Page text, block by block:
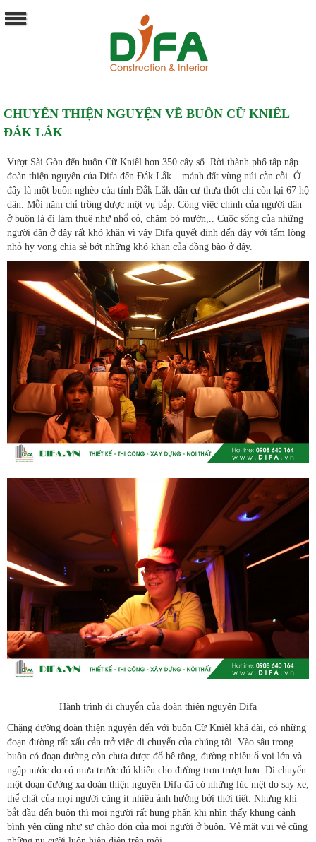
CHUYẾN THIỆN NGUYỆN VỀ BUÔN CỮ KNIÊL
ĐẮK LẮK
Vượt Sài Gòn đến buôn Cữ Kniêl hơn 350 cây số. Rời thành phố tấp nập
đoàn thiện nguyên của Difa đến Đắk Lắk – mảnh đất vùng núi cằn cỗi. Ở
đây là một buôn nghèo của tỉnh Đắk Lắk dân cư thưa thớt chỉ còn lại 67 hộ
dân. Mỗi năm chỉ trồng được một vụ bắp. Công việc chính của người dân
ở buôn là đi làm thuê như nhổ cỏ, chăm bò mướn,.. Cuộc sống của những
người dân ở đây rất khó khăn vì vậy Difa quyết định đến đây với tấm lòng
nhỏ hy vọng chia sẻ bớt những khó khăn của đồng bào ở đây.
Hành trình di chuyển của đoàn thiện nguyện Difa
Chặng đường đoàn thiện nguyện đến với buôn Cữ Kniêl khá dài, có những
đoạn đường rất xấu cản trở việc di chuyển của chúng tôi. Vào sâu trong
buôn có đoạn đường còn chưa được đổ bê tông, đường nhiều ổ voi lớn và
ngập nước do có mưa trước đó khiến cho đường trơn trượt hơn. Di chuyển
một đoạn đường xa đoàn thiện nguyện Difa đã có những lúc mệt do say xe,
thể chất của mọi người cũng ít nhiều ảnh hưởng bởi thời tiết. Nhưng khi
bắt đầu đến buôn thì mọi người rất hung phấn khi nhìn thấy khung cảnh
bình yên cũng như sự chào đón của mọi người ở buôn. Vẻ mặt vui vẻ cũng